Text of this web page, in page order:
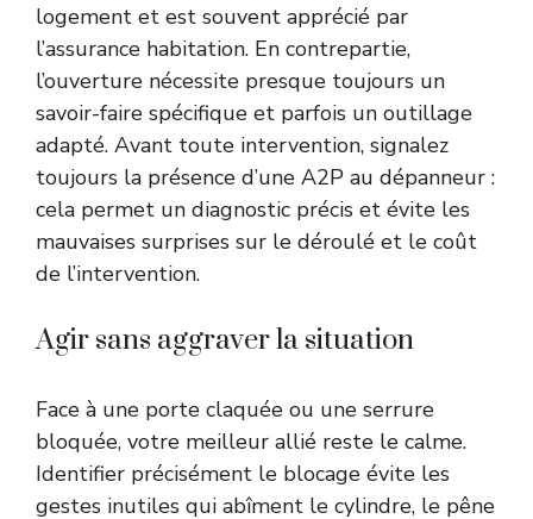
logement et est souvent apprécié par
l’assurance habitation. En contrepartie,
l’ouverture nécessite presque toujours un
savoir-faire spécifique et parfois un outillage
adapté. Avant toute intervention, signalez
toujours la présence d’une A2P au dépanneur :
cela permet un diagnostic précis et évite les
mauvaises surprises sur le déroulé et le coût
de l’intervention.
Agir sans aggraver la situation
Face à une porte claquée ou une serrure
bloquée, votre meilleur allié reste le calme.
Identifier précisément le blocage évite les
gestes inutiles qui abîment le cylindre, le pêne